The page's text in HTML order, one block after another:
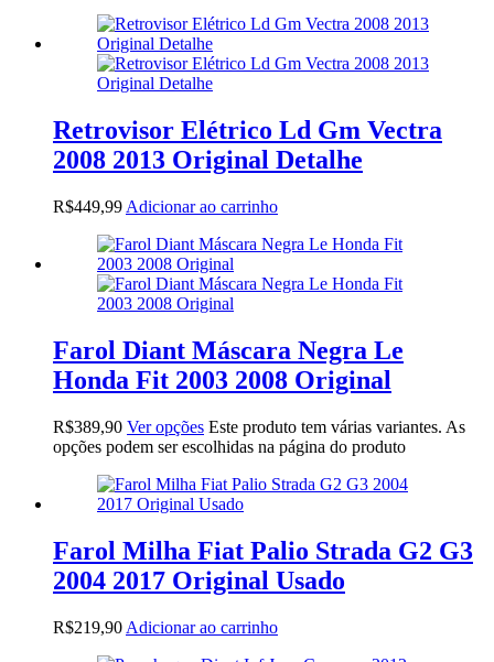
Retrovisor Elétrico Ld Gm Vectra
2008 2013 Original Detalhe
R$449,99 Adicionar ao carrinho
Farol Diant Máscara Negra Le
Honda Fit 2003 2008 Original
R$389,90 Ver opções Este produto tem várias variantes. As
opções podem ser escolhidas na página do produto
Farol Milha Fiat Palio Strada G2 G3
2004 2017 Original Usado
R$219,90 Adicionar ao carrinho